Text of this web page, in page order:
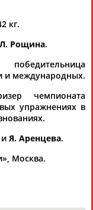
Юлия
Ростом
АБАШИДЗЕ
кг.
Л. Рощина.
победительница
и международных.
чемпионата
упражнениях в
и Я. Аренцева.
Москва.